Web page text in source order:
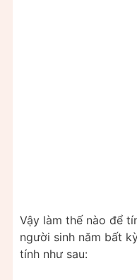
Vậy làm thế nào để
người sinh năm bất
tính như sau: